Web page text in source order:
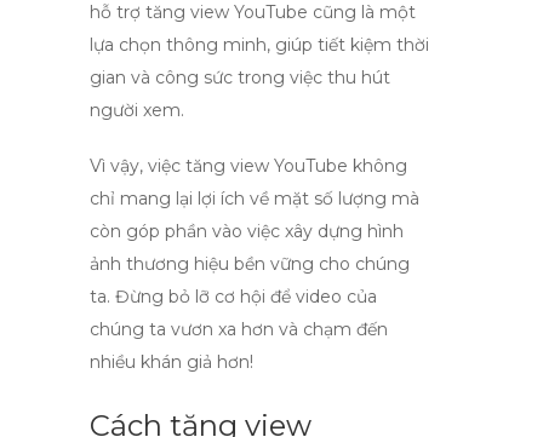
hỗ trợ tăng view YouTube cũng là một
lựa chọn thông minh, giúp tiết kiệm thời
gian và công sức trong việc thu hút
người xem.
Vì vậy, việc tăng view YouTube không
chỉ mang lại lợi ích về mặt số lượng mà
còn góp phần vào việc xây dựng hình
ảnh thương hiệu bền vững cho chúng
ta. Đừng bỏ lỡ cơ hội để video của
chúng ta vươn xa hơn và chạm đến
nhiều khán giả hơn!
Cách tăng view